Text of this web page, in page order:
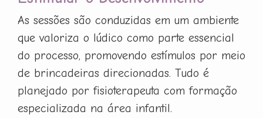
As sessões são conduzidas em um ambiente
que valoriza o lúdico como parte essencial
do processo, promovendo estímulos por meio
de brincadeiras direcionadas. Tudo é
planejado por fisioterapeuta com formação
especializada na área infantil.